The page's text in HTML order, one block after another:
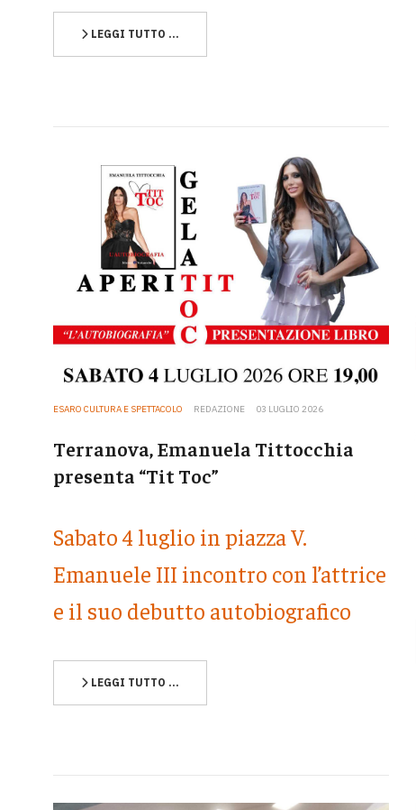
LEGGI TUTTO …
ESARO CULTURA E SPETTACOLO REDAZIONE 03 LUGLIO 2026
Terranova, Emanuela Tittocchia
presenta “Tit Toc”
Sabato 4 luglio in piazza V.
Emanuele III incontro con l’attrice
e il suo debutto autobiografico
LEGGI TUTTO …